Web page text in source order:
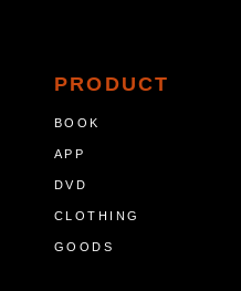
PRODUCT
BOOK
APP
DVD
CLOTHING
GOODS